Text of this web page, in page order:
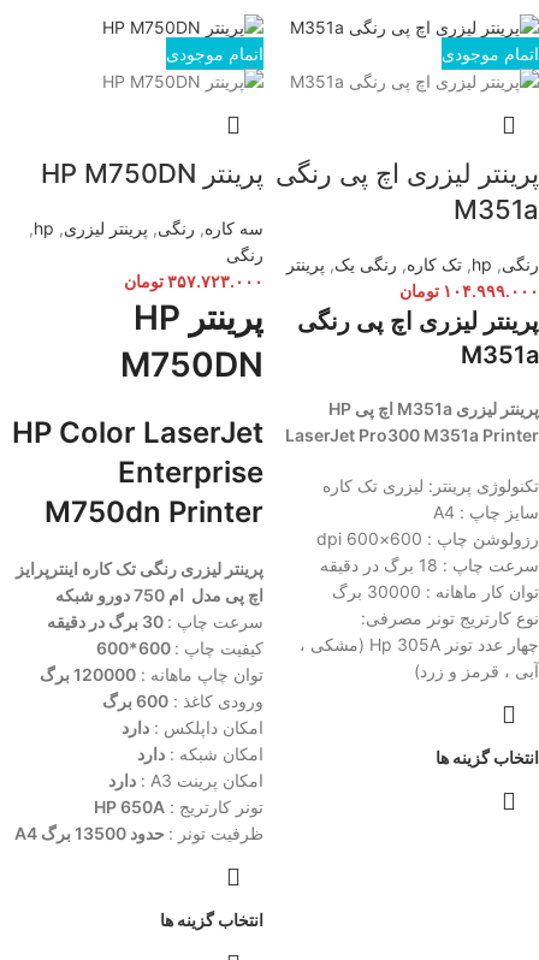
اتمام موجودی
پرینتر لیزری اچ پی رنگی
M351a
رنگی,
hp
, تک کاره, رنگی یک, پرینتر
۱۰۴.۹۹۹.۰۰۰ تومان
پرینتر لیزری اچ پی رنگی
M351a
پرینتر لیزری M351a اچ پی
HP
LaserJet Pro300 M351a Printer
تکنولوژی پرینتر: لیزری تک کاره
سایز چاپ : A4
رزولوشن چاپ : 600×600 dpi
سرعت چاپ : 18 برگ در دقیقه
توان کار ماهانه : 30000 برگ
نوع کارتریج تونر مصرفی:
چهار عدد تونر Hp 305A (مشکی ،
آبی ، قرمز و زرد)
انتخاب گزینه ها
اتمام موجودی
پرینتر HP M750DN
سه کاره, رنگی, پرینتر لیزری,
hp
,
رنگی
۳۵۷.۷۲۳.۰۰۰تومان
پرینتر HP
M750DN
HP Color LaserJet
Enterprise
M750dn Printer
پرینتر لیزری رنگی تک کاره اینترپرایز
اچ پی مدل ام 750 دورو شبکه
سرعت چاپ :
کیفیت چاپ :
توان چاپ ماهانه : 120000 برگ
ورودی کاغذ : 600 برگ
امکان داپلکس : دارد
امکان شبکه : دارد
امکان پرینت A3 :
دارد
تونر کارتریج : HP 650A
ظرفیت تونر : حدود 13500 برگ A4
انتخاب گزینه ها